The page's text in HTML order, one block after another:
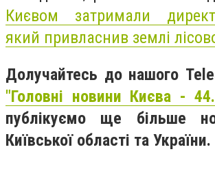
Києвом затримали
який привласнив землі
Долучайтесь до нашого
"Головні новини Києва -
публікуємо ще більше
Київської області та України.